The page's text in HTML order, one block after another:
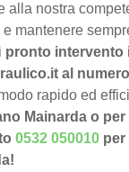
alla nostra
mantenere
pronto intervento
al numero
rapido ed
Mainarda o per
0532 050010 per